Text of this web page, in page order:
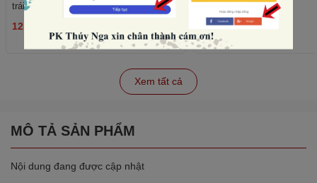
trái tim).
12.000₫ 15.000₫
Xem tất cả
MÔ TẢ SẢN PHẨM
Nội dung đang được cập nhật